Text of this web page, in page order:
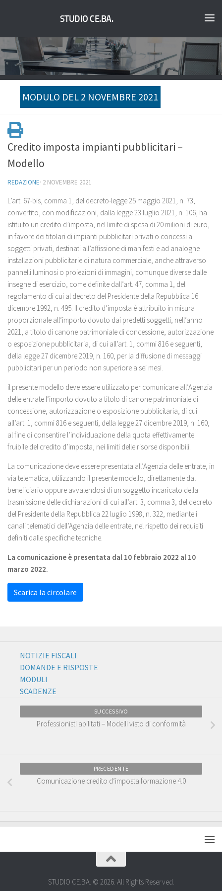
STUDIO CE.BA.
MODULO DEL 2 NOVEMBRE 2021
Credito imposta impianti pubblicitari –
Modello
REDAZIONE· 2 NOVEMBRE 2021
L’art. 67-bis, comma 1, del decreto-legge 25 maggio 2021, n. 73,
convertito, con modificazioni, dalla legge 23 luglio 2021, n. 106, ha
istituito un credito d’imposta, nel limite di spesa di 20 milioni di euro,
in favore dei titolari di impianti pubblicitari privati o concessi a
soggetti privati, destinati all’affissione di manifesti e ad analoghe
installazioni pubblicitarie di natura commerciale, anche attraverso
pannelli luminosi o proiezioni di immagini, comunque diverse dalle
insegne di esercizio, come definite dall’art. 47, comma 1, del
regolamento di cui al decreto del Presidente della Repubblica 16
dicembre 1992, n. 495. Il credito d’imposta è attribuito in misura
proporzionale all’importo dovuto dai predetti soggetti, nell’anno
2021, a titolo di canone patrimoniale di concessione, autorizzazione
o esposizione pubblicitaria, di cui all’art. 1, commi 816 e seguenti,
della legge 27 dicembre 2019, n. 160, per la diffusione di messaggi
pubblicitari per un periodo non superiore a sei mesi.
il presente modello deve essere utilizzato per comunicare all’Agenzia
delle entrate l’importo dovuto a titolo di canone patrimoniale di
concessione, autorizzazione o esposizione pubblicitaria, di cui
all’art. 1, commi 816 e seguenti, della legge 27 dicembre 2019, n. 160,
al fine di consentire l’individuazione della quota effettivamente
fruibile del credito d’imposta, nei limiti delle risorse disponibili.
La comunicazione deve essere presentata all’Agenzia delle entrate, in
via telematica, utilizzando il presente modello, direttamente dal
beneficiario oppure avvalendosi di un soggetto incaricato della
trasmissione delle dichiarazioni di cui all’art. 3, comma 3, del decreto
del Presidente della Repubblica 22 luglio 1998, n. 322, mediante i
canali telematici dell’Agenzia delle entrate, nel rispetto dei requisiti
definiti dalle specifiche tecniche.
La comunicazione è presentata dal 10 febbraio 2022 al 10
marzo 2022.
Scarica la circolare
NOTIZIE FISCALI
DOMANDE E RISPOSTE
MODULI
SCADENZE
SUCCESSIVO
Professionisti abilitati – Modelli visto di conformità
PRECEDENTE
Comunicazione credito d’imposta formazione 4.0
STUDIO CE.BA. © 2026. All Rights Reserved.